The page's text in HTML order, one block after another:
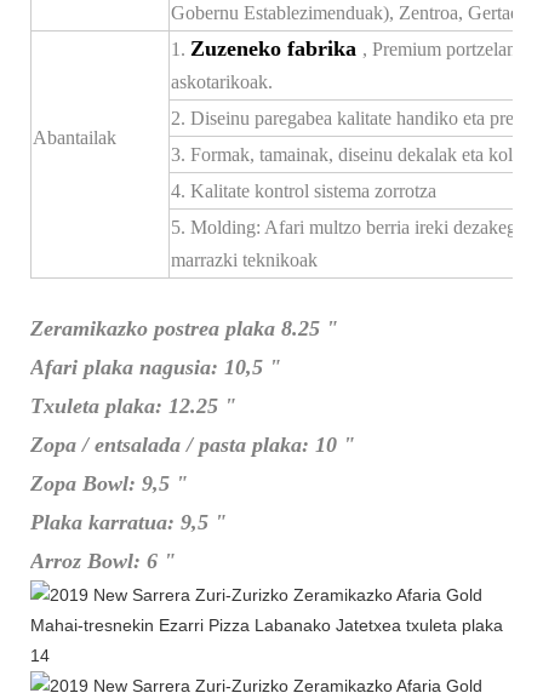
Gobernu Establezimenduak), Zentroa, Gertaera
Abantailak
1. Zuzeneko fabrika , Premium portzelana,
askotarikoak.
2. Diseinu paregabea kalitate handiko eta
3. Formak, tamainak, diseinu dekalak eta
4. Kalitate kontrol sistema zorrotza
5. Molding: Afari multzo berria ireki dezakegu
marrazki teknikoak
Zeramikazko postrea plaka 8.25 "
Afari plaka nagusia: 10,5 "
Txuleta plaka: 12.25 "
Zopa / entsalada / pasta plaka: 10 "
Zopa Bowl: 9,5 "
Plaka karratua: 9,5 "
Arroz Bowl: 6 "